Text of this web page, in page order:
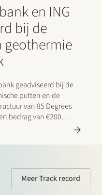
en ING
bij de
geothermie
geadviseerd bij de
putten en de
van 85 Degrees
bedrag van €200
Meer Track record